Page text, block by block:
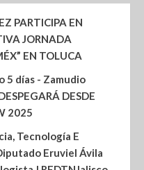
PARTICIPA EN
JORNADA
EN TOLUCA
5 días - Zamudio
DESDE
2025
Tecnología E
Eruviel Ávila